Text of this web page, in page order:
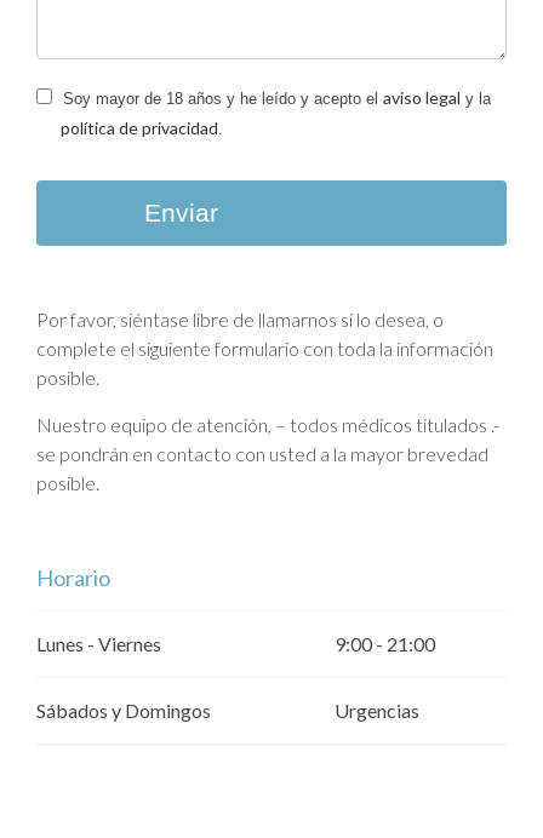
Soy mayor de 18 años y he leído y acepto el aviso legal y la
política de privacidad
Enviar
Por favor, siéntase libre de llamarnos si lo desea, o
complete el siguiente formulario con toda la información
posible.
Nuestro equipo de atención, – todos médicos titulados .-
se pondrán en contacto con usted a la mayor brevedad
posible.
Horario
Lunes - Viernes 9:00 - 21:00
Sábados y Domingos Urgencias